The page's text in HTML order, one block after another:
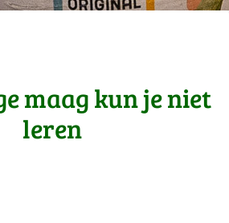
maag kun je niet
leren